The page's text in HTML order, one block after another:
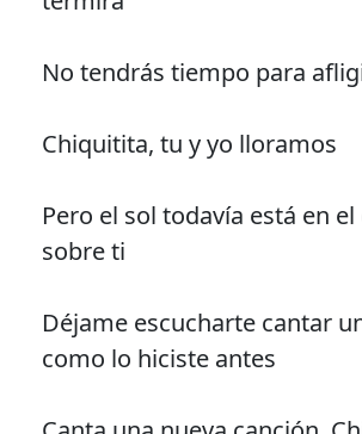
No tendrás tiempo para
Chiquitita, tu y yo lloramos
Pero el sol todavía está en
sobre ti
Déjame escucharte cantar
como lo hiciste antes